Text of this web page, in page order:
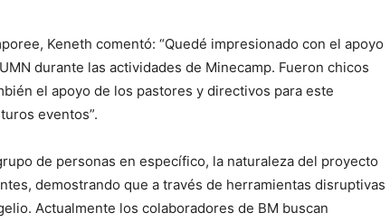
Keneth comentó: “Quedé impresionado con el apoyo
durante las actividades de Minecamp. Fueron chicos
el apoyo de los pastores y directivos para este
eventos”.
de personas en específico, la naturaleza del proyecto
demostrando que a través de herramientas disruptivas
Actualmente los colaboradores de BM buscan